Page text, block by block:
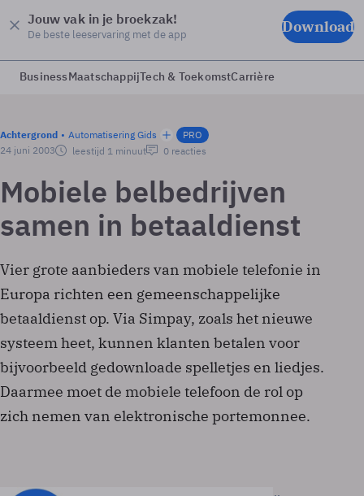
Jouw vak in je broekzak!
De beste leeservaring met de app Download
BusinessMaatschappijTech & ToekomstCarrière
Achtergrond Automatisering Gids
PRO
24 juni 2003
leestijd 1 minuut 0 reacties
Mobiele belbedrijven
samen in betaaldienst
Vier grote aanbieders van mobiele telefonie in
Europa richten een gemeenschappelijke
betaaldienst op. Via Simpay, zoals het nieuwe
systeem heet, kunnen klanten betalen voor
bijvoorbeeld gedownloade spelletjes en liedjes.
Daarmee moet de mobiele telefoon de rol op
zich nemen van elektronische portemonnee.